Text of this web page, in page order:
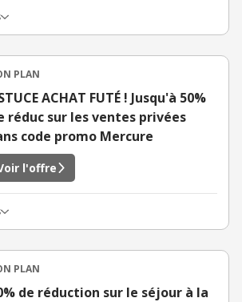
PLAN
ACHAT FUTÉ ! Jusqu'à 50%
réduc sur les ventes privées
code promo Mercure
l'offre
PLAN
de réduction sur le séjour à la